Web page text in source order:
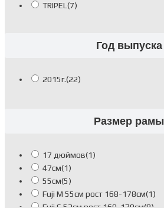
TRIPEL(7)
Год выпуска
2015г.(22)
Размер рамы
17 дюймов(1)
47см(1)
55см(5)
Fuji M 55см рост 168-178см(1)